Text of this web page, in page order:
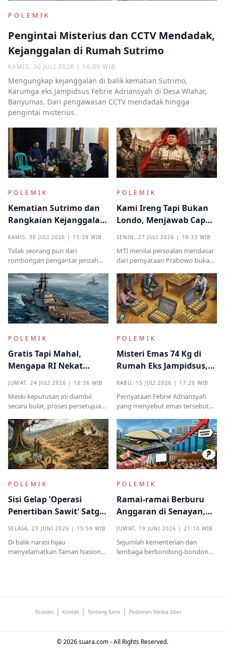
POLEMIK
Pengintai Misterius dan CCTV Mendadak,
Kejanggalan di Rumah Sutrimo
KAMIS, 30 JULI 2026 | 16:00 WIB
Mengungkap kejanggalan di balik kematian Sutrimo,
Karumga eks Jampidsus Febrie Adriansyah di Desa Wlahar,
Banyumas. Dari pengawasan CCTV mendadak hingga
pengintai misterius.
POLEMIK
Kematian Sutrimo dan
Rangkaian Kejanggalan
Kampung Halaman
KAMIS, 30 JULI 2026 | 15:38 WIB
Tidak seorang pun dari
rombongan pengantar jenzah
identitas ataupun menjelaskan
dari instansi mana.
POLEMIK
Kami Ireng Tapi Bukan
Londo, Menjawab Cap
SENIN, 27 JULI 2026 | 18:33 WIB
MTI menilai persoalan mendasar
dari pernyataan Prabowo bukan
melainkan implikasinya yang
sangat destruktif bagi kualitas
demokrasi
POLEMIK
Gratis Tapi Mahal,
Mengapa RI Nekat
Induk Tua Italia?
JUM'AT, 24 JULI 2026 | 18:36 WIB
Meski keputusan ini diambil
secara bulat, proses persetujuan
kritik tajam terkait prosedur yang
mendadak serta kekhawatiran
akan beban anggaran
POLEMIK
Misteri Emas 74 Kg di
Rumah Eks Jampidsus,
RABU, 15 JULI 2026 | 17:20 WIB
Pernyataan Febrie Adriansyah
yang menyebut emas tersebut
menjadi titik penting dalam
proses pembuktian
POLEMIK
Sisi Gelap 'Operasi
Penertiban Sawit' Satgas
SELASA, 23 JUNI 2026 | 15:59 WIB
Di balik narasi hijau
menyelamatkan Taman Nasional
POLEMIK
Ramai-ramai Berburu
Anggaran di Senayan,
JUM'AT, 19 JUNI 2026 | 21:10 WIB
Sejumlah kementerian dan
lembaga berbondong-bondong
Redaksi Kontak Tentang Kami Pedoman Media Siber
© 2026 suara.com - All Rights Reserved.